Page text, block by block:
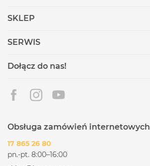
SKLEP
SERWIS
Dołącz do nas!
Obsługa zamówień internetowych
17 865 26 80
pn.-pt. 8:00–16:00